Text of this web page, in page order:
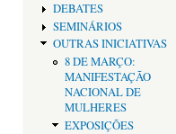
DEBATES
SEMINÁRIOS
OUTRAS INICIATIVAS
8 DE MARÇO:
MANIFESTAÇÃO
NACIONAL DE
MULHERES
EXPOSIÇÕES